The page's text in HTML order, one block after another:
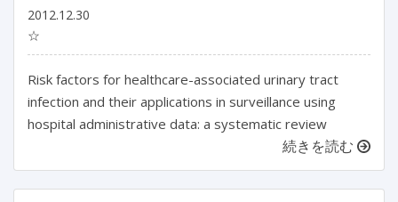
2012.12.30
☆
Risk factors for healthcare-associated urinary tract
infection and their applications in surveillance using
hospital administrative data: a systematic review
続きを読む